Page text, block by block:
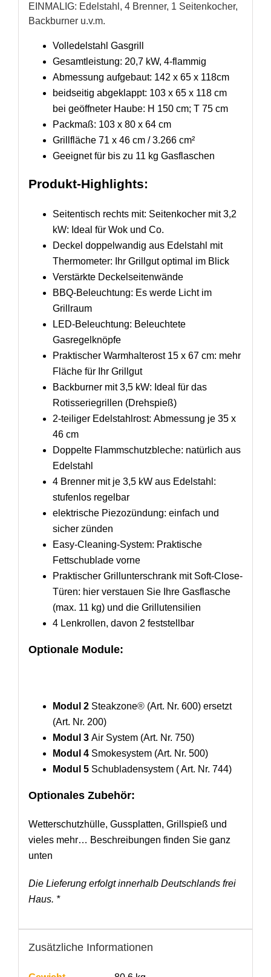
EINMALIG: Edelstahl, 4 Brenner, 1 Seitenkocher,
Backburner u.v.m.
Volledelstahl Gasgrill
Gesamtleistung: 20,7 kW, 4-flammig
Abmessung aufgebaut: 142 x 65 x 118cm
beidseitig abgeklappt: 103 x 65 x 118 cm
bei geöffneter Haube: H 150 cm; T 75 cm
Packmaß: 103 x 80 x 64 cm
Grillfläche 71 x 46 cm / 3.266 cm²
Geeignet für bis zu 11 kg Gasflaschen
Produkt-Highlights:
Seitentisch rechts mit: Seitenkocher mit 3,2
kW: Ideal für Wok und Co.
Deckel doppelwandig aus Edelstahl mit
Thermometer: Ihr Grillgut optimal im Blick
Verstärkte Deckelseitenwände
BBQ-Beleuchtung: Es werde Licht im
Grillraum
LED-Beleuchtung: Beleuchtete
Gasregelknöpfe
Praktischer Warmhalterost 15 x 67 cm: mehr
Fläche für Ihr Grillgut
Backburner mit 3,5 kW: Ideal für das
Rotisseriegrillen (Drehspieß)
2-teiliger Edelstahlrost: Abmessung je 35 x
46 cm
Doppelte Flammschutzbleche: natürlich aus
Edelstahl
4 Brenner mit je 3,5 kW aus Edelstahl:
stufenlos regelbar
elektrische Piezozündung: einfach und
sicher zünden
Easy-Cleaning-System: Praktische
Fettschublade vorne
Praktischer Grillunterschrank mit Soft-Close-
Türen: hier verstauen Sie Ihre Gasflasche
(max. 11 kg) und die Grillutensilien
4 Lenkrollen, davon 2 feststellbar
Optionale Module:
Modul 2 Steakzone®(Art. Nr. 600) ersetzt
(Art. Nr. 200)
Modul 3 Air System (Art. Nr. 750)
Modul 4 Smokesystem (Art. Nr. 500)
Modul 5Schubladensystem ( Art. Nr. 744)
Optionales Zubehör:
Wetterschutzhülle, Gussplatten, Grillspieß und
vieles mehr… Beschreibungen finden Sie ganz
unten
Die Lieferung erfolgt innerhalb Deutschlands frei
Haus. *
Zusätzliche Informationen